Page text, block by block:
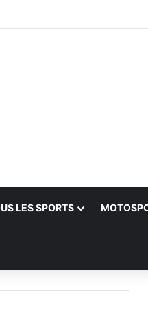
s’adjuge le titre
LES SPORTS